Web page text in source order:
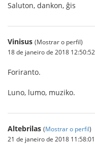
Saluton, dankon, ĝis
Vinisus (Mostrar o perfil)
18 de janeiro de 2018 12:50:52
Foriranto.
Luno, lumo, muziko.
Altebrilas (Mostrar o perfil)
21 de janeiro de 2018 11:58:01